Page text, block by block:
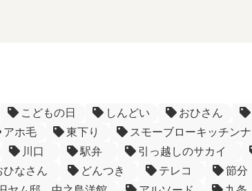
こどもの日 しんどい おひさん
アホ毛 東下り スモーブローキッチン
川口 駅弁 引っ越しのサカイ
ひなさん どんつき テレコ 節分